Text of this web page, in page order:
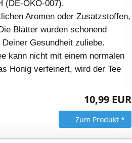
(DE-ÖKO-007).
Aromen oder Zusatzstoffen,
Blätter wurden schonend
Gesundheit zuliebe.
kann nicht mit einem normalen
Honig verfeinert, wird der Tee
10,99 EUR
Zum Produkt *